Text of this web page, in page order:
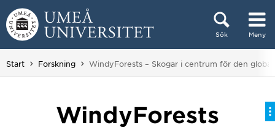
Hoppa direkt till innehållet
Sök Meny
Huvudmenyn dold.
Start Forskning Du är här:
WindyForests – Skogar i centrum för den
WindyForests